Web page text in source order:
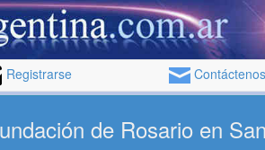
Registrarse Contáctenos
de Rosario en